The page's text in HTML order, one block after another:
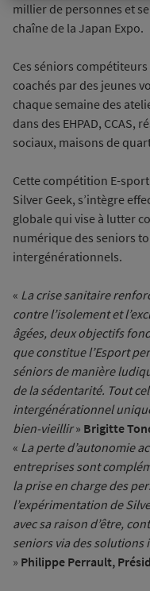
millier de personnes et
chaîne de la Japan Expo.
Ces séniors
coachés par des jeunes
chaque semaine des
dans des EHPAD, CCAS,
sociaux, maisons de
Cette compétition E-
Silver Geek, s’intègre
globale qui vise à lutter
numérique des seniors
intergénérationnels.
« La crise sanitaire
contre l’isolement et
âgées, deux objectifs
que constitue l’Esport
séniors de manière
de la sédentarité. Tout
intergénérationnel
bien-vieillir» Brigitte
« La perte d’autonomie
entreprises sont
la prise en charge des
l’expérimentation de
avec sa raison d’être,
seniors via des
» Philippe Perrault,